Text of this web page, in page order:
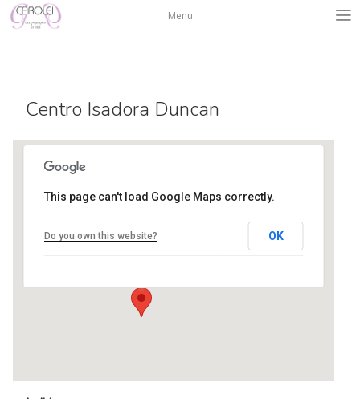
Salta
Menu
Centro Isadora Duncan
Centro Isadora Duncan
This page can't load Google Maps correctly.
Do you own this website? OK